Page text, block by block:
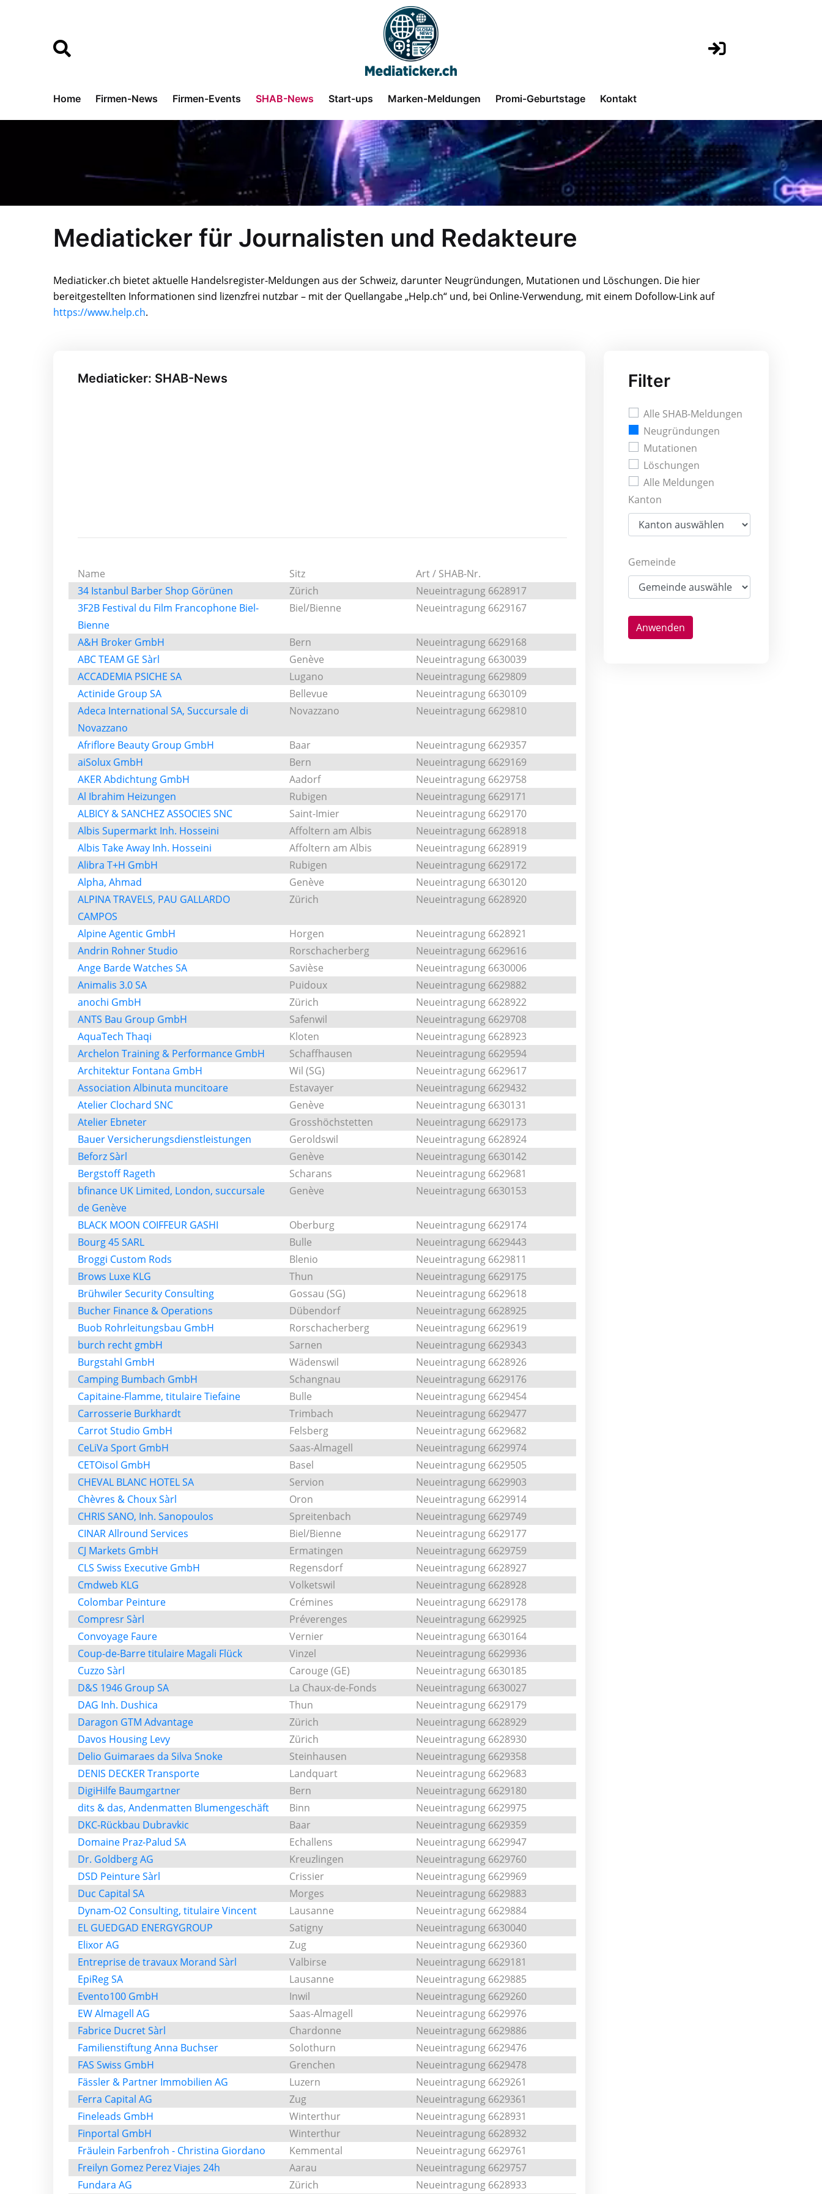
Home Firmen-News Firmen-Events SHAB-News Start-ups Marken-Meldungen Promi-Geburtstage Kontakt
Mediaticker für Journalisten und Redakteure
Mediaticker.ch bietet aktuelle Handelsregister-Meldungen aus der Schweiz, darunter Neugründungen, Mutationen und Löschungen. Die hier
bereitgestellten Informationen sind lizenzfrei nutzbar – mit der Quellangabe „Help.ch“ und, bei Online-Verwendung, mit einem Dofollow-Link auf
https://www.help.ch.
Filter
Alle SHAB-Meldungen
Neugründungen
Mutationen
Löschungen
Alle Meldungen
Kanton
Gemeinde
Anwenden
Mediaticker: SHAB-News
Name Sitz
Art / SHAB-Nr.
34 Istanbul Barber Shop Görünen
Zürich
Neueintragung 6628917
3F2B Festival du Film Francophone Biel-
Bienne
Biel/Bienne Neueintragung 6629167
A&H Broker GmbH Bern
Neueintragung 6629168
ABC TEAM GE Sàrl
Genève
Neueintragung 6630039
ACCADEMIA PSICHE SA
Lugano
Neueintragung 6629809
Actinide Group SA
Bellevue
Neueintragung 6630109
Adeca International SA, Succursale di
Novazzano
Novazzano Neueintragung 6629810
Afriflore Beauty Group GmbH Baar
Neueintragung 6629357
aiSolux GmbH
Bern
Neueintragung 6629169
AKER Abdichtung GmbH
Aadorf
Neueintragung 6629758
Al Ibrahim Heizungen
Rubigen
Neueintragung 6629171
ALBICY & SANCHEZ ASSOCIES SNC
Saint-Imier
Neueintragung 6629170
Albis Supermarkt Inh. Hosseini
Affoltern am Albis
Neueintragung 6628918
Albis Take Away Inh. Hosseini
Affoltern am Albis
Neueintragung 6628919
Alibra T+H GmbH
Rubigen
Neueintragung 6629172
Alpha, Ahmad
Genève
Neueintragung 6630120
ALPINA TRAVELS, PAU GALLARDO
CAMPOS
Zürich Neueintragung 6628920
Alpine Agentic GmbH Horgen
Neueintragung 6628921
Andrin Rohner Studio
Rorschacherberg
Neueintragung 6629616
Ange Barde Watches SA
Savièse
Neueintragung 6630006
Animalis 3.0 SA
Puidoux
Neueintragung 6629882
anochi GmbH
Zürich
Neueintragung 6628922
ANTS Bau Group GmbH
Safenwil
Neueintragung 6629708
AquaTech Thaqi
Kloten
Neueintragung 6628923
Archelon Training & Performance GmbH
Schaffhausen
Neueintragung 6629594
Architektur Fontana GmbH
Wil (SG)
Neueintragung 6629617
Association Albinuta muncitoare
Estavayer
Neueintragung 6629432
Atelier Clochard SNC
Genève
Neueintragung 6630131
Atelier Ebneter
Grosshöchstetten
Neueintragung 6629173
Bauer Versicherungsdienstleistungen
Geroldswil
Neueintragung 6628924
Beforz Sàrl
Genève
Neueintragung 6630142
Bergstoff Rageth
Scharans
Neueintragung 6629681
bfinance UK Limited, London, succursale
de Genève
Genève Neueintragung 6630153
BLACK MOON COIFFEUR GASHI Oberburg
Neueintragung 6629174
Bourg 45 SARL
Bulle
Neueintragung 6629443
Broggi Custom Rods
Blenio
Neueintragung 6629811
Brows Luxe KLG
Thun
Neueintragung 6629175
Brühwiler Security Consulting
Gossau (SG)
Neueintragung 6629618
Bucher Finance & Operations
Dübendorf
Neueintragung 6628925
Buob Rohrleitungsbau GmbH
Rorschacherberg
Neueintragung 6629619
burch recht gmbH
Sarnen
Neueintragung 6629343
Burgstahl GmbH
Wädenswil
Neueintragung 6628926
Camping Bumbach GmbH
Schangnau
Neueintragung 6629176
Capitaine-Flamme, titulaire Tiefaine
Bulle
Neueintragung 6629454
Carrosserie Burkhardt
Trimbach
Neueintragung 6629477
Carrot Studio GmbH
Felsberg
Neueintragung 6629682
CeLiVa Sport GmbH
Saas-Almagell
Neueintragung 6629974
CETOisol GmbH
Basel
Neueintragung 6629505
CHEVAL BLANC HOTEL SA
Servion
Neueintragung 6629903
Chèvres & Choux Sàrl
Oron
Neueintragung 6629914
CHRIS SANO, Inh. Sanopoulos
Spreitenbach
Neueintragung 6629749
CINAR Allround Services
Biel/Bienne
Neueintragung 6629177
CJ Markets GmbH
Ermatingen
Neueintragung 6629759
CLS Swiss Executive GmbH
Regensdorf
Neueintragung 6628927
Cmdweb KLG
Volketswil
Neueintragung 6628928
Colombar Peinture
Crémines
Neueintragung 6629178
Compresr Sàrl
Préverenges
Neueintragung 6629925
Convoyage Faure
Vernier
Neueintragung 6630164
Coup-de-Barre titulaire Magali Flück
Vinzel
Neueintragung 6629936
Cuzzo Sàrl
Carouge (GE)
Neueintragung 6630185
D&S 1946 Group SA
La Chaux-de-Fonds
Neueintragung 6630027
DAG Inh. Dushica
Thun
Neueintragung 6629179
Daragon GTM Advantage
Zürich
Neueintragung 6628929
Davos Housing Levy
Zürich
Neueintragung 6628930
Delio Guimaraes da Silva Snoke
Steinhausen
Neueintragung 6629358
DENIS DECKER Transporte
Landquart
Neueintragung 6629683
DigiHilfe Baumgartner
Bern
Neueintragung 6629180
dits & das, Andenmatten Blumengeschäft
Binn
Neueintragung 6629975
DKC-Rückbau Dubravkic
Baar
Neueintragung 6629359
Domaine Praz-Palud SA
Echallens
Neueintragung 6629947
Dr. Goldberg AG
Kreuzlingen
Neueintragung 6629760
DSD Peinture Sàrl
Crissier
Neueintragung 6629969
Duc Capital SA
Morges
Neueintragung 6629883
Dynam-O2 Consulting, titulaire Vincent
Lausanne
Neueintragung 6629884
EL GUEDGAD ENERGYGROUP
Satigny
Neueintragung 6630040
Elixor AG
Zug
Neueintragung 6629360
Entreprise de travaux Morand Sàrl
Valbirse
Neueintragung 6629181
EpiReg SA
Lausanne
Neueintragung 6629885
Evento100 GmbH
Inwil
Neueintragung 6629260
EW Almagell AG
Saas-Almagell
Neueintragung 6629976
Fabrice Ducret Sàrl
Chardonne
Neueintragung 6629886
Familienstiftung Anna Buchser
Solothurn
Neueintragung 6629476
FAS Swiss GmbH
Grenchen
Neueintragung 6629478
Fässler & Partner Immobilien AG
Luzern
Neueintragung 6629261
Ferra Capital AG
Zug
Neueintragung 6629361
Fineleads GmbH
Winterthur
Neueintragung 6628931
Finportal GmbH
Winterthur
Neueintragung 6628932
Fräulein Farbenfroh - Christina Giordano
Kemmental
Neueintragung 6629761
Freilyn Gomez Perez Viajes 24h
Aarau
Neueintragung 6629757
Fundara AG
Zürich Neueintragung 6628933